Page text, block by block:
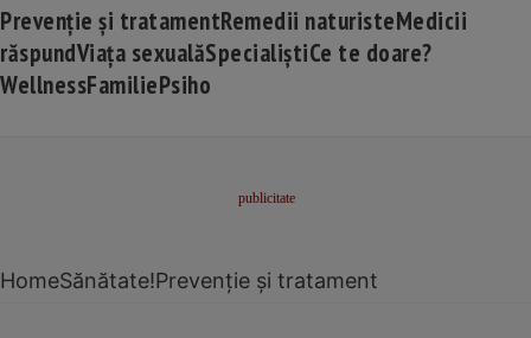
Prevenție și tratamentRemedii naturisteMedicii
răspundViața sexualăSpecialiștiCe te doare?
WellnessFamiliePsiho
HomeSănătate!Prevenție și tratament